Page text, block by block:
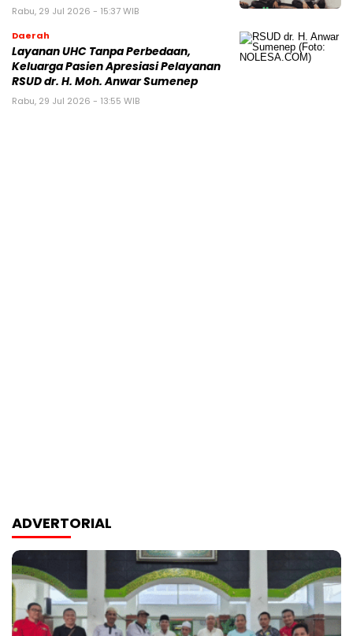
Rabu, 29 Jul 2026 - 15:37 WIB
Daerah
Layanan UHC Tanpa Perbedaan,
Keluarga Pasien Apresiasi Pelayanan
RSUD dr. H. Moh. Anwar Sumenep
Rabu, 29 Jul 2026 - 13:55 WIB
ADVERTORIAL